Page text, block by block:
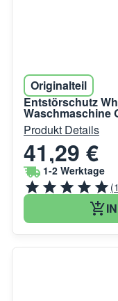
Originalteil
Entstörschutz
Waschmaschine
Produkt Details
41,29 €
1-2 Werktage